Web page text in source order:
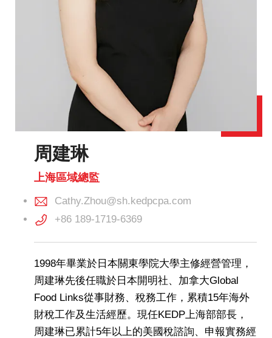
周建琳
上海區域總監
Cathy.Zhou@sh.kedpcpa.com
+86 189-1719-6369
1998年畢業於日本關東學院大學主修經營管理，
周建琳先後任職於日本開明社、加拿大Global
Food Links從事財務、稅務工作，累積15年海外
財稅工作及生活經歷。現任KEDP上海部部長，
周建琳已累計5年以上的美國稅諮詢、申報實務經